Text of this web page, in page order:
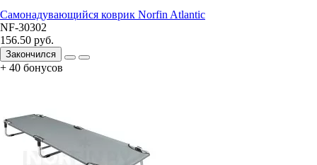
Самонадувающийся коврик Norfin Atlantic
NF-30302
156.50 руб.
Закончился
+ 40 бонусов